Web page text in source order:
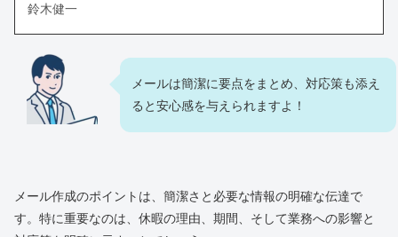
鈴木健一
メールは簡潔に要点をまとめ、対応策も添え
ると安心感を与えられますよ！
メール作成のポイントは、簡潔さと必要な情報の明確な伝達で
す。特に重要なのは、休暇の理由、期間、そして業務への影響と